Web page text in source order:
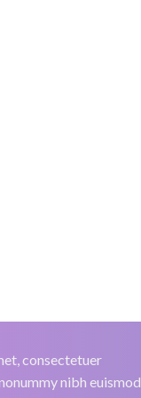
consectetuer
nibh euismod